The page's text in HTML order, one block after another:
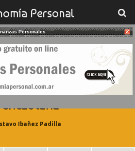
Personal
28/03/2018
Sanciones Contra
De La Dictadura
Ibañez Padilla
Personales